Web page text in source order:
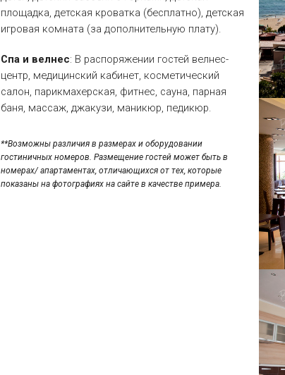
площадка, детская кроватка (бесплатно), детская
игровая комната (за дополнительную плату).
Спа и велнес: В распоряжении гостей велнес-
центр, медицинский кабинет, косметический
салон, парикмахерская, фитнес, сауна, парная
баня, массаж, джакузи, маникюр, педикюр.
**Возможны различия в размерах и оборудовании
гостиничных номеров. Размещение гостей может быть в
номерах/ апартаментах, отличающихся от тех, которые
показаны на фотографиях на сайте в качестве примера.